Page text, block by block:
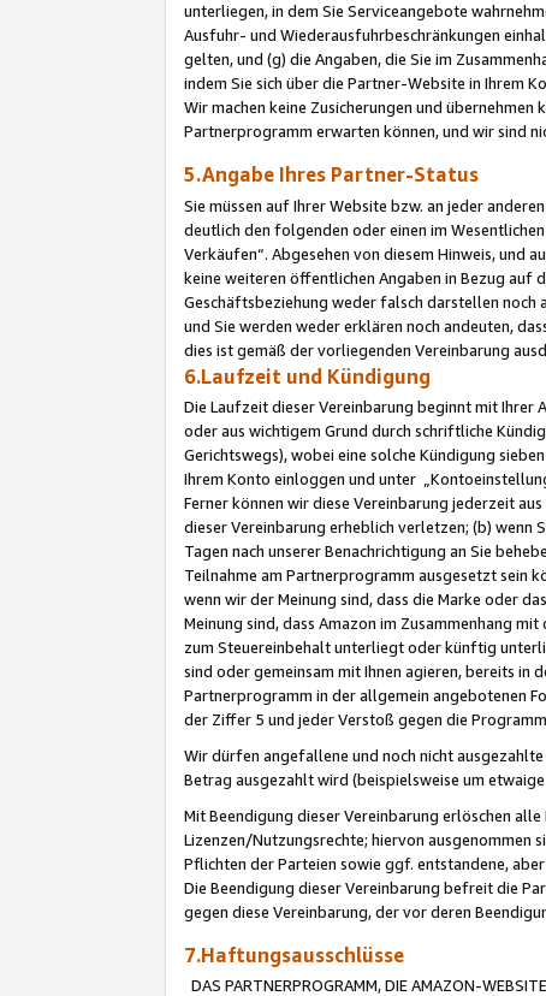
unterliegen, in dem Sie Serviceangebote
Ausfuhr- und Wiederausfuhrbeschränkungen
gelten, und (g) die Angaben, die Sie im
indem Sie sich über die Partner-Website in Ihrem
Wir machen keine Zusicherungen und
Partnerprogramm erwarten können, und wir sind
5.Angabe Ihres Partner-Status
Sie müssen auf Ihrer Website bzw. an jeder
deutlich den folgenden oder einen im
Verkäufen“. Abgesehen von diesem Hinweis, und
keine weiteren öffentlichen Angaben in Bezug auf
Geschäftsbeziehung weder falsch darstellen noch
und Sie werden weder erklären noch andeuten,
dies ist gemäß der vorliegenden Vereinbarung
6.Laufzeit und Kündigung
Die Laufzeit dieser Vereinbarung beginnt mit Ihrer
oder aus wichtigem Grund durch schriftliche
Gerichtswegs), wobei eine solche Kündigung
Ihrem Konto einloggen und unter
Ferner können wir diese Vereinbarung jederzeit
dieser Vereinbarung erheblich verletzen; (b) wenn
Tagen nach unserer Benachrichtigung an Sie
Teilnahme am Partnerprogramm ausgesetzt sein
wenn wir der Meinung sind, dass die Marke oder
Meinung sind, dass Amazon im Zusammenhang
zum Steuereinbehalt unterliegt oder künftig
sind oder gemeinsam mit Ihnen agieren, bereits in
Partnerprogramm in der allgemein angebotenen
der Ziffer 5 und jeder Verstoß gegen die
Wir dürfen angefallene und noch nicht
Betrag ausgezahlt wird (beispielsweise um
Mit Beendigung dieser Vereinbarung erlöschen
Lizenzen/Nutzungsrechte; hiervon ausgenommen
Pflichten der Parteien sowie ggf. entstandene,
Die Beendigung dieser Vereinbarung befreit die
gegen diese Vereinbarung, der vor deren
7.Haftungsausschlüsse
DAS PARTNERPROGRAMM, DIE AMAZON-